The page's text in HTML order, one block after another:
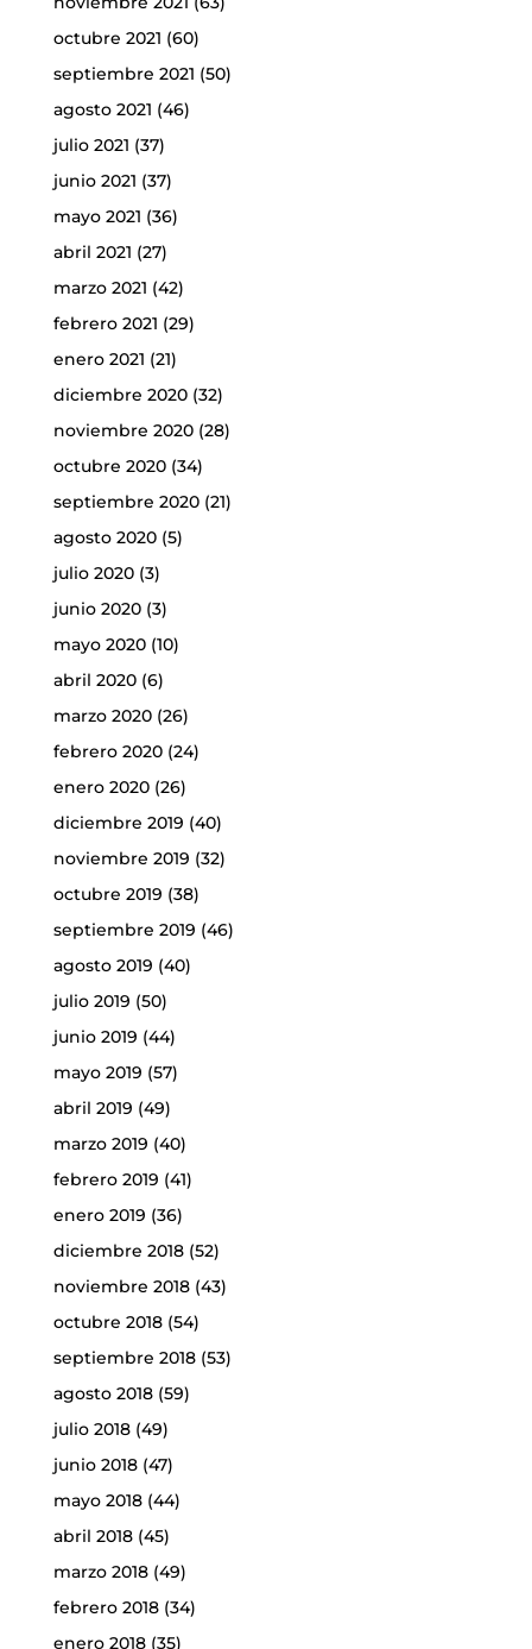
octubre 2021 (60)
septiembre 2021 (50)
agosto 2021 (46)
julio 2021 (37)
junio 2021 (37)
mayo 2021 (36)
abril 2021 (27)
marzo 2021 (42)
febrero 2021 (29)
enero 2021 (21)
diciembre 2020(32)
noviembre 2020(28)
octubre 2020(34)
septiembre 2020(21)
agosto 2020(5)
julio 2020(3)
junio 2020(3)
mayo 2020(10)
abril 2020(6)
marzo 2020(26)
febrero 2020(24)
enero 2020(26)
diciembre 2019 (40)
noviembre 2019 (32)
octubre 2019 (38)
septiembre 2019 (46)
agosto 2019 (40)
julio 2019 (50)
junio 2019 (44)
mayo 2019 (57)
abril 2019 (49)
marzo 2019 (40)
febrero 2019 (41)
enero 2019 (36)
diciembre 2018(52)
noviembre 2018(43)
octubre 2018(54)
septiembre 2018(53)
agosto 2018(59)
julio 2018(49)
junio 2018(47)
mayo 2018(44)
abril 2018(45)
marzo 2018(49)
febrero 2018(34)
enero 2018(35)